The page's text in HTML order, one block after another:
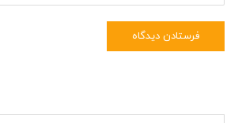
فرستادن دیدگاه